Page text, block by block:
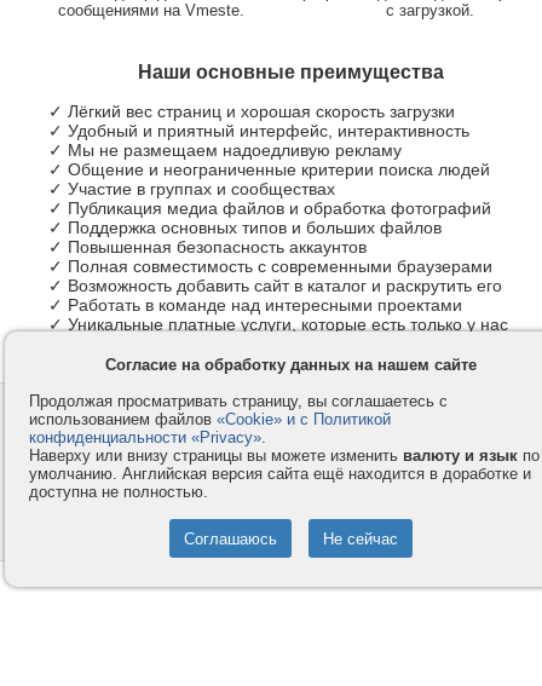
сообщениями на Vmeste.
с загрузкой.
Наши основные преимущества
✓ Лёгкий вес страниц и хорошая скорость загрузки
✓ Удобный и приятный интерфейс, интерактивность
✓ Мы не размещаем надоедливую рекламу
✓ Общение и неограниченные критерии поиска людей
✓ Участие в группах и сообществах
✓ Публикация медиа файлов и обработка фотографий
✓ Поддержка основных типов и больших файлов
✓ Повышенная безопасность аккаунтов
✓ Полная совместимость с современными браузерами
✓ Возможность добавить сайт в каталог и раскрутить его
✓ Работать в команде над интересными проектами
✓ Уникальные платные услуги, которые есть только у нас
Контакты
Компания
Privacy и Cookie
Услуги
Как оплатить
Помощь
© 2008-2026
- Все права защищены.
Согласие на обработку данных на нашем сайте
Продолжая просматривать страницу, вы соглашаетесь с
использованием файлов «Cookie» и с Политикой
конфиденциальности «Privacy».
Наверху или внизу страницы вы можете изменить валюту и язык по
умолчанию. Английская версия сайта ещё находится в доработке и
доступна не полностью.